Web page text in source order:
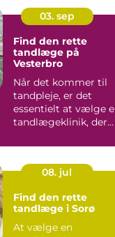
03. sep
Find den rette
tandlæge på
Vesterbro
Når det kommer til
tandpleje, er det
essentielt at vælge
tandlægeklinik, der
08. jul
Find den rette
tandlæge i Sorø
At vælge en